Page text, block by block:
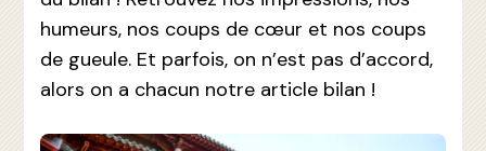
humeurs, nos coups de cœur et nos coups
de gueule. Et parfois, on n’est pas d’accord,
alors on a chacun notre article bilan !